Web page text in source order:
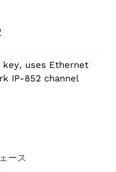
key, uses Ethernet
IP-852 channel
ース